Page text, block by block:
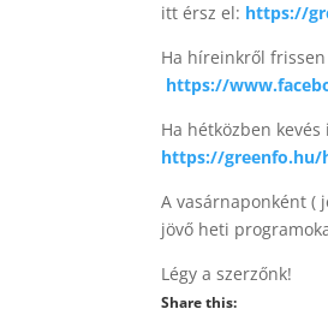
itt érsz el: https://
Ha híreinkről
https://
Ha hétközben
https://greenfo.hu/
A vasárnaponként (
jövő heti
Légy a szerzőnk!
Share this: